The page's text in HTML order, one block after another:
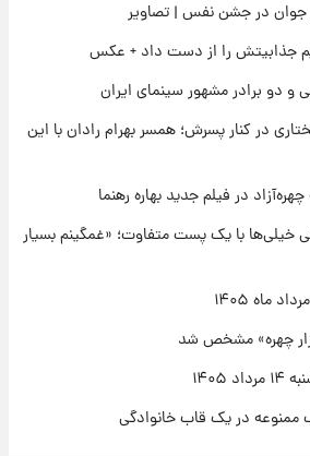
علی مطهری: اجرای کامل تفاهم‌نامه اسلام‌آباد،
۲۲ ساعت پیش
واکنش تند تاکر کارلسون به حمله آمریکا به
مدرسه میناب؛ «باید سیلی محکمی به صورت
۲۳ ساعت پیش
۱۴۰۵/کاهش قیمت طلا و سکه
جوان در جشن نفس | تصاویر
جذابیتش را از دست داد + عکس
و دو برادر مشهور سینمای ایران
در کنار پسرش؛ همسر بهرام رادان با این
در فیلم جدید بهاره رهنما
خیلی‌ها با یک پست متفاوت؛ «غمگینم بسیار
چهره» مشخص شد
ممنوعه در یک قاب خانوادگی